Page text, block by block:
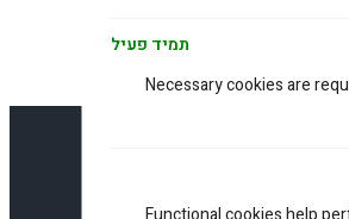
תמיד פעיל
Necessary cookies are